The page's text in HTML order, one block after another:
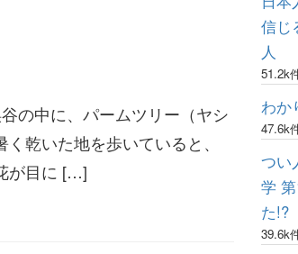
の中に、パームツリー（ヤシ
乾いた地を歩いていると、
が目に […]
信じ
人
51.2k
わか
47.6k
つい
学
た!?
39.6k